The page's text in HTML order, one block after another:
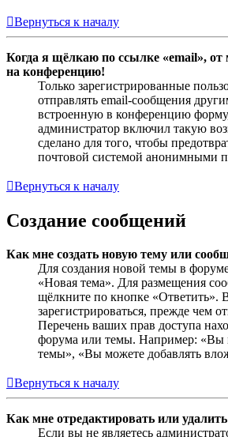
Вернуться к началу
Когда я щёлкаю по ссылке «email», от
на конференцию!
Только зарегистрированные
отправлять email-сообщения
встроенную в конференцию
администратор включил такую
сделано для того, чтобы
почтовой системой анонимными
Вернуться к началу
Создание сообщений
Как мне создать новую тему или
Для создания новой темы в
«Новая тема». Для размещения
щёлкните по кнопке «Ответить».
зарегистрироваться, прежде чем
Перечень ваших прав доступа
форума или темы. Например: «Вы
темы», «Вы можете добавлять
Вернуться к началу
Как мне отредактировать или
Если вы не являетесь